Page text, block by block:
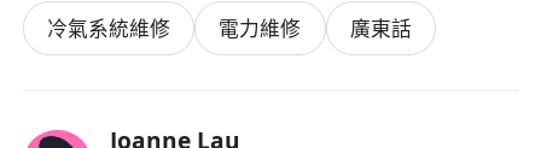
冷氣系統維修 電力維修 廣東話
Joanne Lau